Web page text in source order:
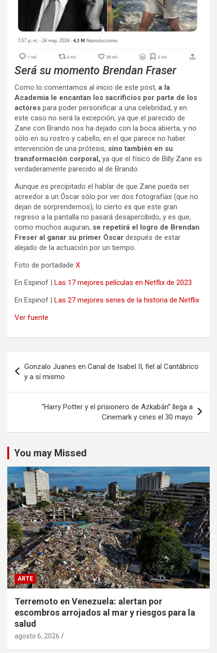
Será su momento Brendan Fraser
Como lo comentamos al inicio de este post, a la
Academia le encantan los sacrificios por parte de los
actores para poder personificar a una celebridad, y en
este caso no será la excepción, ya que el parecido de
Zane con Brando nos ha dejado con la boca abierta, y no
sólo en su rostro y cabello, en el que parece no haber
intervención de una prótesis, sino también en su
transformación corporal, ya que el físico de Billy Zane es
verdaderamente parecido al de Brando.
Aunque es precipitado el hablar de que Zane pueda ser
acreedor a un Óscar sólo por ver dos fotografías (que no
dejan de sorprendernos), lo cierto es que este gran
regreso a la pantalla no pasará desapercibido, y es que,
como muchos auguran, se repetirá el logro de Brendan
Freser al ganar su primer Óscar después de estar
alejado de la actuación por un tiempo.
Foto de portadade X
En Espinof | Las 17 mejores películas en Netflix de 2023
En Espinof | Las 27 mejores series de la historia de Netflix
Ver fuente
de
entradas
Gonzalo Juanes en Canal de Isabel II, fiel al Cantábrico
y a sí mismo
“Harry Potter y el prisionero de Azkabán” llega a
Cinemark y cines el 30 mayo
You may Missed
ARTE
Terremoto en Venezuela: alertan por
escombros arrojados al mar y riesgos para la
salud
agosto 6, 2026